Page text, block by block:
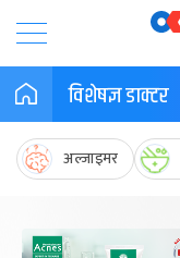
विशेषज्ञ डाक्टर
अल्जाइमर